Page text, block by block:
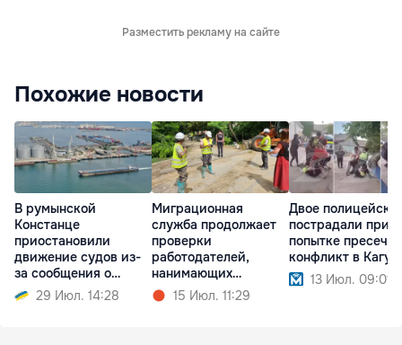
Разместить рекламу на сайте
Похожие новости
В румынской
Констанце
приостановили
движение судов из-
за сообщения о
возможном взрыве
29 Июл. 14:28
Миграционная
служба продолжает
проверки
работодателей,
нанимающих
иностранцев
15 Июл. 11:29
Двое
пострадали при
попытке пресечь
конфликт в
13 Июл. 09:01